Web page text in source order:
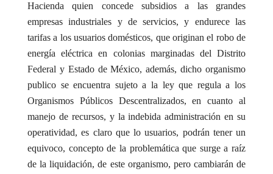
Hacienda quien concede subsidios a las grandes
empresas industriales y de servicios, y endurece las
tarifas a los usuarios domésticos, que originan el robo de
energía eléctrica en colonias marginadas del Distrito
Federal y Estado de México, además, dicho organismo
publico se encuentra sujeto a la ley que regula a los
Organismos Públicos Descentralizados, en cuanto al
manejo de recursos, y la indebida administración en su
operatividad, es claro que lo usuarios, podrán tener un
equivoco, concepto de la problemática que surge a raíz
de la liquidación, de este organismo, pero cambiarán de